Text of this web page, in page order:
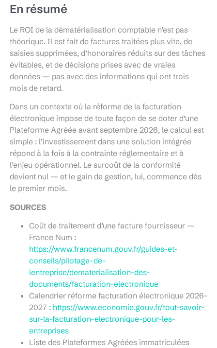
En résumé
Le ROI de la dématérialisation comptable n’est pas
théorique. Il est fait de factures traitées plus vite, de
saisies supprimées, d’honoraires réduits sur des tâches
évitables, et de décisions prises avec de vraies
données — pas avec des informations qui ont trois
mois de retard.
Dans un contexte où la réforme de la facturation
électronique impose de toute façon de se doter d’une
Plateforme Agréée avant septembre 2026, le calcul est
simple : l’investissement dans une solution intégrée
répond à la fois à la contrainte réglementaire et à
l’enjeu opérationnel. Le surcoût de la conformité
devient nul — et le gain de gestion, lui, commence dès
le premier mois.
SOURCES
Coût de traitement d’une facture fournisseur —
France Num :
https://www.francenum.gouv.fr/guides-et-
conseils/pilotage-de-
lentreprise/dematerialisation-des-
documents/facturation-electronique
Calendrier réforme facturation électronique 2026–
2027 : https://www.economie.gouv.fr/tout-savoir-
sur-la-facturation-electronique-pour-les-
entreprises
Liste des Plateformes Agréées immatriculées